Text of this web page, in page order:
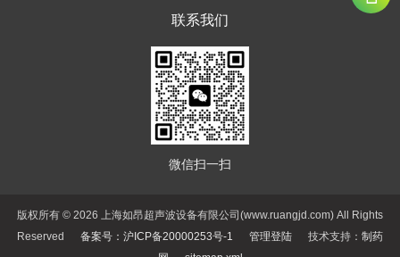
联系我们
微信扫一扫
版权所有 © 2026 上海如昂超声波设备有限公司(www.ruangjd.com) All Rights
Reserved 备案号：沪ICP备20000253号-1 管理登陆 技术支持： 制药